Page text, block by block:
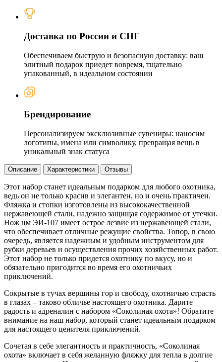
Доставка по России и СНГ
Обеспечиваем быструю и безопасную доставку: ваш
элитный подарок приедет вовремя, тщательно
упакованный, в идеальном состоянии
Брендирование
Персонализируем эксклюзивные сувениры: наносим
логотипы, имена или символику, превращая вещь в
уникальный знак статуса
Описание Характеристики Отзывы
Этот набор станет идеальным подарком для любого охотника,
ведь он не только красив и элегантен, но и очень практичен.
Фляжка и стопки изготовлены из высококачественной
нержавеющей стали, надежно защищая содержимое от утечки.
Нож цм ЭИ-107 имеет острое лезвие из нержавеющей стали,
что обеспечивает отличные режущие свойства. Топор, в свою
очередь, является надежным и удобным инструментом для
рубки деревьев и осуществления прочих хозяйственных работ.
Этот набор не только придется охотнику по вкусу, но и
обязательно пригодится во время его охотничьих
приключений.
Сокрытые в тучах вершины гор и свободу, охотничью страсть
в глазах – таково обличье настоящего охотника. Дарите
радость и адреналин с набором «Соколиная охота»! Обратите
внимание на наш набор, который станет идеальным подарком
для настоящего ценителя приключений.
Сочетая в себе элегантность и практичность, «Соколиная
охота» включает в себя желанную фляжку для тепла в долгие